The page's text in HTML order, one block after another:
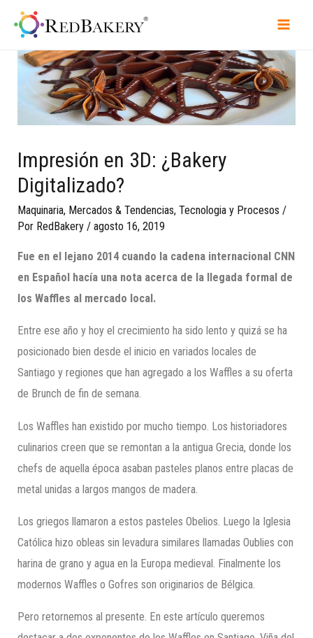
Impresión en 3D: ¿Bakery
Digitalizado?
Maquinaria, Mercados & Tendencias,Tecnologia y Procesos /
Por RedBakery /agosto 16, 2019
Fue en el lejano 2014 cuando la cadena internacional CNN
en Español hacía una nota acerca de la llegada formal de
losWaffles al mercado local.
Entre ese año y hoy el crecimiento ha sido lento y quizá se ha
posicionado bien desde el inicio en variados locales de
Santiago y regiones que han agregado a los Waffles a su oferta
de Brunch de fin de semana.
Los Waffles han existido por mucho tiempo. Los historiadores
culinarios creen que se remontan a la antigua Grecia, donde los
chefs de aquella época asaban pasteles planos entre placas de
metal unidas a largos mangos de madera.
Los griegos llamaron a estos pasteles Obelios. Luego la Iglesia
Católica hizo obleas sin levadura similares llamadas Oublies con
harina de grano y agua en la Europa medieval. Finalmente los
modernos Waffles o Gofres son originarios de Bélgica.
Pero retornemos al presente. En este artículo queremos